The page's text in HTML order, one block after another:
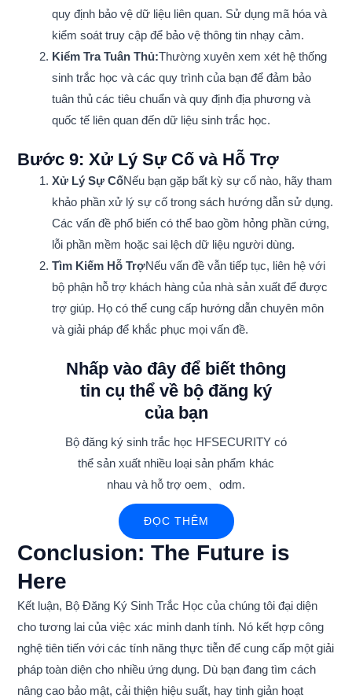
quy định bảo vệ dữ liệu liên quan. Sử dụng mã hóa và
kiểm soát truy cập để bảo vệ thông tin nhạy cảm.
Kiểm Tra Tuân Thủ:Thường xuyên xem xét hệ thống
sinh trắc học và các quy trình của bạn để đảm bảo
tuân thủ các tiêu chuẩn và quy định địa phương và
quốc tế liên quan đến dữ liệu sinh trắc học.
Bước 9: Xử Lý Sự Cố và Hỗ Trợ
Xử Lý Sự CốNếu bạn gặp bất kỳ sự cố nào, hãy tham
khảo phần xử lý sự cố trong sách hướng dẫn sử dụng.
Các vấn đề phổ biến có thể bao gồm hỏng phần cứng,
lỗi phần mềm hoặc sai lệch dữ liệu người dùng.
Tìm Kiếm Hỗ TrợNếu vấn đề vẫn tiếp tục, liên hệ với
bộ phận hỗ trợ khách hàng của nhà sản xuất để được
trợ giúp. Họ có thể cung cấp hướng dẫn chuyên môn
và giải pháp để khắc phục mọi vấn đề.
Nhấp vào đây để biết thông
tin cụ thể về bộ đăng ký
của bạn
Bộ đăng ký sinh trắc học HFSECURITY có
thể sản xuất nhiều loại sản phẩm khác
nhau và hỗ trợ oem、odm.
ĐỌC THÊM
Conclusion: The Future is
Here
Kết luận, Bộ Đăng Ký Sinh Trắc Học của chúng tôi đại diện
cho tương lai của việc xác minh danh tính. Nó kết hợp công
nghệ tiên tiến với các tính năng thực tiễn để cung cấp một giải
pháp toàn diện cho nhiều ứng dụng. Dù bạn đang tìm cách
nâng cao bảo mật, cải thiện hiệu suất, hay tinh giản hoạt